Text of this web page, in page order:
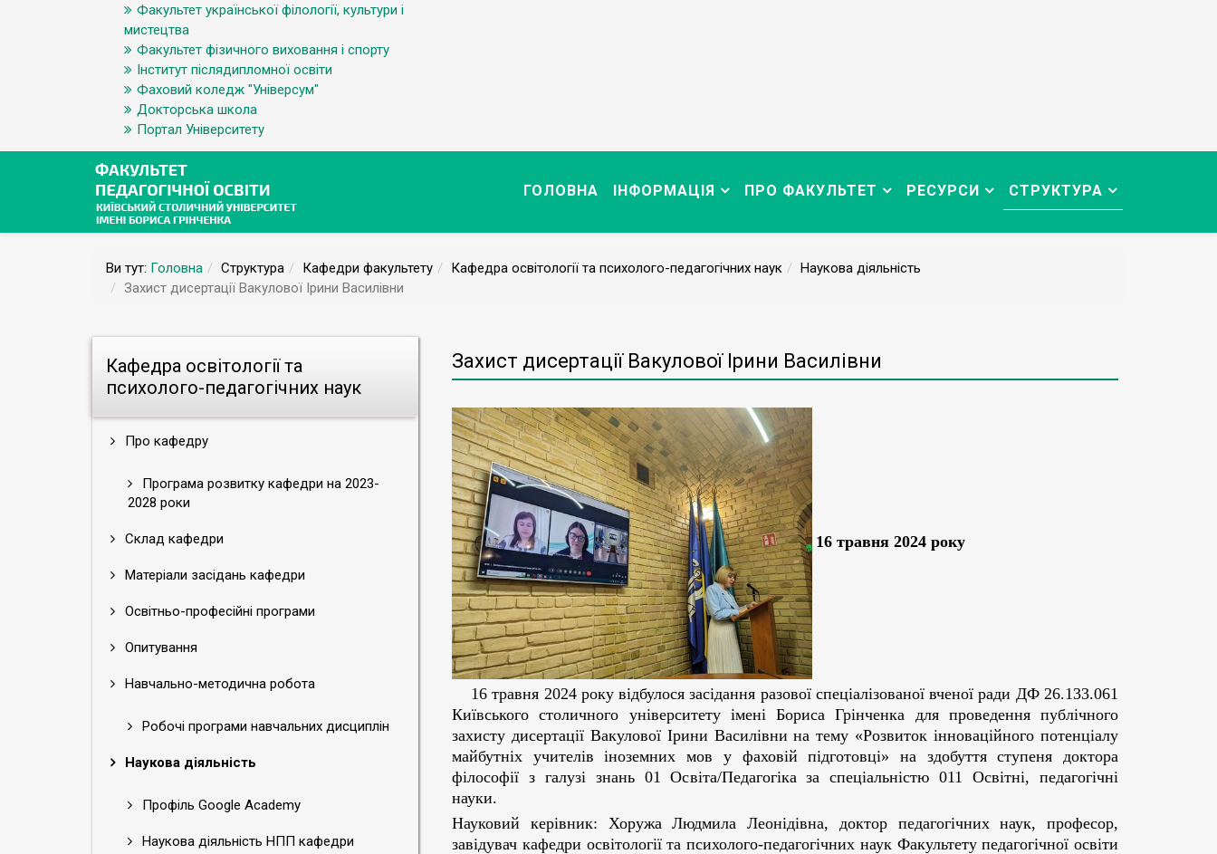
Факультет української філології, культури і
мистецтва
Факультет фізичного виховання і спорту
Інститут післядипломної освіти
Фаховий коледж "Універсум"
Докторська школа
Портал Університету
ГОЛОВНА ІНФОРМАЦІЯ ПРО ФАКУЛЬТЕТ РЕСУРСИ СТРУКТУРА
Ви тут: Головна Структура Кафедри факультету Кафедра освітології та психолого-педагогічних наук
Наукова діяльність
Захист дисертації Вакулової Ірини Василівни
Кафедра освітології та
психолого-педагогічних наук
Про кафедру
Програма розвитку кафедри на 2023-
2028 роки
Склад кафедри
Матеріали засідань кафедри
Освітньо-професійні програми
Опитування
Навчально-методична робота
Робочі програми навчальних дисциплін
Наукова діяльність
Профіль Google Academy
Наукова діяльність НПП кафедри
Захист дисертації Вакулової Ірини Василівни
16 травня 2024 року
16 травня 2024 року відбулося засідання разової спеціалізованої вченої ради ДФ 26.133.061
Київського столичного університету імені Бориса Грінченка для проведення публічного
захисту дисертації Вакулової Ірини Василівни на тему «Розвиток інноваційного потенціалу
майбутніх учителів іноземних мов у фаховій підготовці» на здобуття ступеня доктора
філософії з галузі знань 01 Освіта/Педагогіка за спеціальністю 011 Освітні, педагогічні
науки.
Науковий керівник: Хоружа Людмила Леонідівна, доктор педагогічних наук, професор,
завідувач кафедри освітології та психолого-педагогічних наук Факультету педагогічної освіти